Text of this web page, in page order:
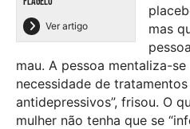
Ver artigo
mas
mau. A pessoa mentaliza-
necessidade de
antidepressivos”, frisou. O
mulher não tenha que se